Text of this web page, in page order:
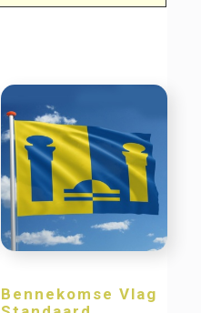
Bennekomse Vlag